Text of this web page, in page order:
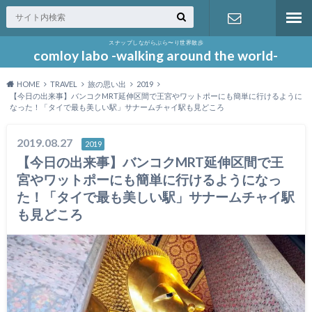
スナップしながらぶら〜り世界散歩
comloy labo -walking around the world-
お問い合わ
HOME TRAVEL 旅の思い出
2019
【今日の出来事】バンコクMRT延伸区間で王宮やワットポーにも簡単に行けるように
なった！「タイで最も美しい駅」サナームチャイ駅も見どころ
2019.08.27 2019
【今日の出来事】バンコクMRT延伸区間で王
宮やワットポーにも簡単に行けるようになっ
た！「タイで最も美しい駅」サナームチャイ駅
も見どころ